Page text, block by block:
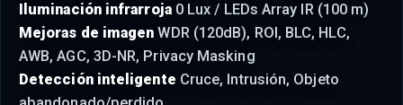
Iluminación infrarroja0 Lux / LEDs Array IR (100 m)
Mejoras de imagen WDR (120dB), ROI, BLC, HLC,
AWB, AGC, 3D-NR, Privacy Masking
Detección inteligente Cruce, Intrusión, Objeto